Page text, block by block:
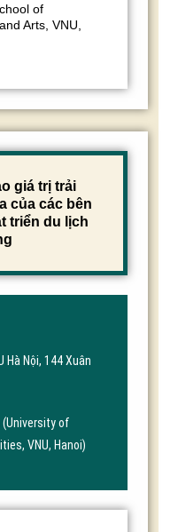
of
Arts, VNU,
giá trị trải
của các bên
triển du lịch
Hà Nội, 144 Xuân
(University of
VNU, Hanoi)